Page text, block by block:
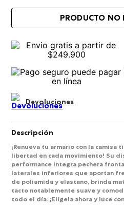
Devoluciones
Descripción
¡Renueva tu armario con la
libertad en cada movimiento! Su
performance integra pechera
laterales inferiores que aportan
de poliamida y elastano, brinda
tacto notablemente suave y
todo el día. ¡Elígela ahora y luce